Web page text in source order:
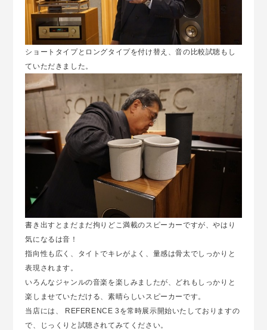
ショートタイプとロングタイプを付け替え、音の比較試聴もし
ていただきました。
書き出すとまだまだ拘りどこ満載のスピーカーですが、やはり
気になるは音！
指向性も広く、タイトでキレがよく、量感は骨太でしっかりと
表現されます。
いろんなジャンルの音楽を楽しみましたが、どれもしっかりと
楽しませていただける、素晴らしいスピーカーです。
当店には、 REFERENCE 3を常時展示開始いたしておりますの
で、じっくりと試聴されてみてください。